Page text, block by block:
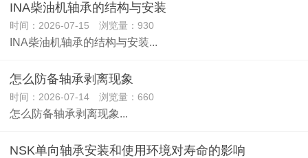
INA柴油机轴承的结构与安装
时间：2026-07-15 浏览量：930
INA柴油机轴承的结构与安装...
怎么防备轴承剥离现象
时间：2026-07-14 浏览量：660
怎么防备轴承剥离现象...
NSK单向轴承安装和使用环境对寿命的影响